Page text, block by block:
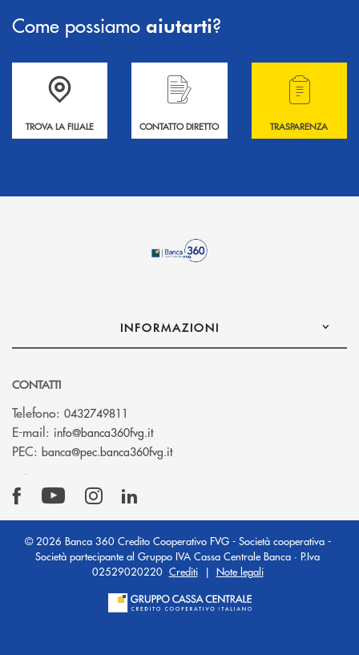
Come possiamo aiutarti?
Accedi all' elenco completo delle filiali .
TROVA LA FILIALE
Hai bisogno di informazioni? Contattaci !
CONTATTO DIRETTO
Hai bisogno di
TRASPARENZA
INFORMAZIONI
CONTATTI
Telefono: 0432749811
E-mail: info@banca360fvg.it(si apre l’app di posta elettronica)
PEC: banca@pec.banca360fvg.it(si apre l’app di posta elettronica)
© 2026 Banca 360 Credito Cooperativo FVG - Società cooperativa -
Società partecipante al Gruppo IVA Cassa Centrale Banca · P.Iva
02529020220 Crediti| Note legali